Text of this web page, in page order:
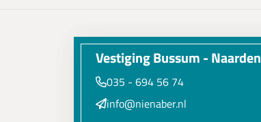
Vestiging Bussum - Naarden
035 - 694 56 74
info@nienaber.nl